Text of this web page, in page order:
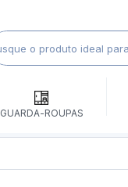
GUARDA-ROUPAS